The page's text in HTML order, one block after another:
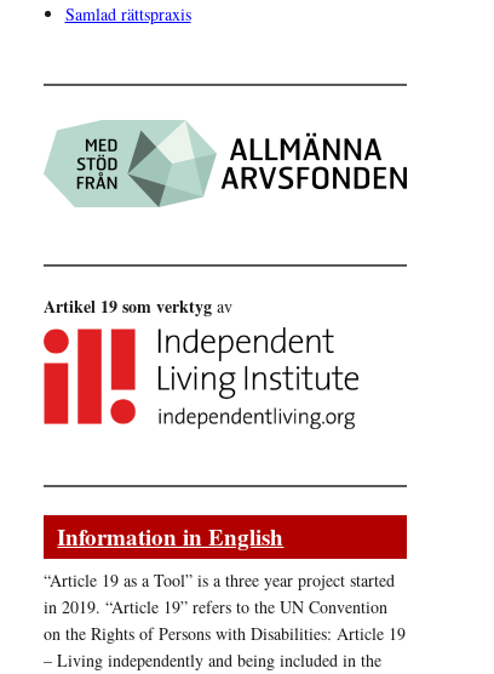
Samlad rättspraxis
Artikel 19 som verktyg av
Information in English
“Article 19 as a Tool” is a three year project started
in 2019. “Article 19” refers to the UN Convention
on the Rights of Persons with Disabilities: Article 19
– Living independently and being included in the